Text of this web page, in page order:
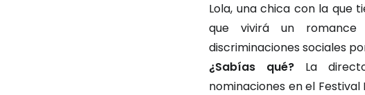
Lola, una chica con la que
que vivirá un
discriminaciones sociales
¿Sabías qué?La
nominaciones en el Festival